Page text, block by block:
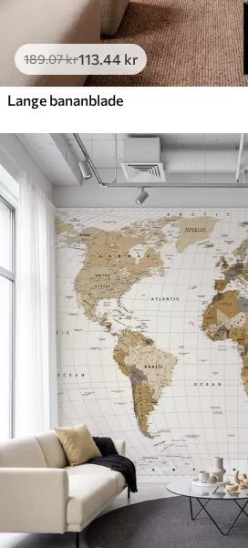
189.07kr113.44 kr
Lange bananblade